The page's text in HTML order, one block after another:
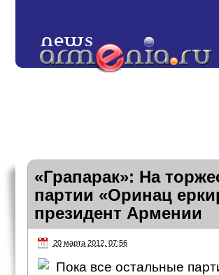
«Грапарак»: На
партии «Оринац
президент Армении
20 марта 2012, 07:56
Пока все остальные